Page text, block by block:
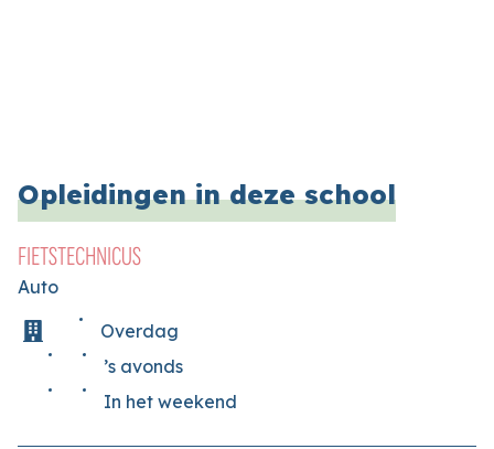
Opleidingen in deze school
FIETSTECHNICUS
Auto
Overdag
’s avonds
In het weekend